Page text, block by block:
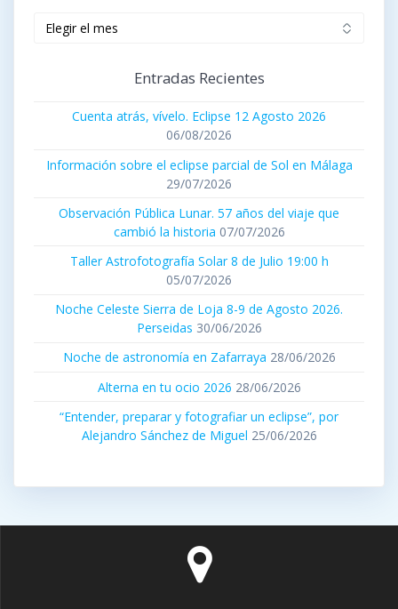
Entradas Recientes
Cuenta atrás, vívelo. Eclipse 12 Agosto 2026
06/08/2026
Información sobre el eclipse parcial de Sol en Málaga
29/07/2026
Observación Pública Lunar. 57 años del viaje que
cambió la historia 07/07/2026
Taller Astrofotografía Solar 8 de Julio 19:00 h
05/07/2026
Noche Celeste Sierra de Loja 8-9 de Agosto 2026.
Perseidas 30/06/2026
Noche de astronomía en Zafarraya 28/06/2026
Alterna en tu ocio 2026 28/06/2026
“Entender, preparar y fotografiar un eclipse”, por
Alejandro Sánchez de Miguel 25/06/2026